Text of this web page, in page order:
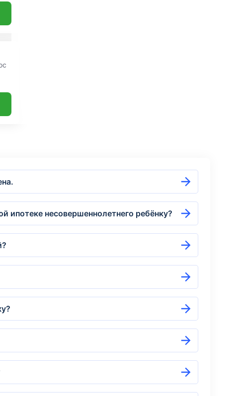
ипотеке несовершеннолетнего ребёнку?